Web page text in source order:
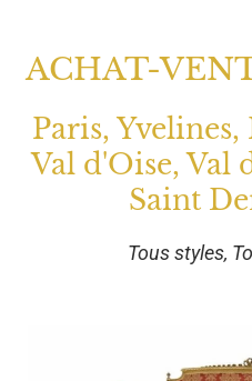
ACHAT-
Paris,
Val d'Oise, Val
Saint
Tous styles,